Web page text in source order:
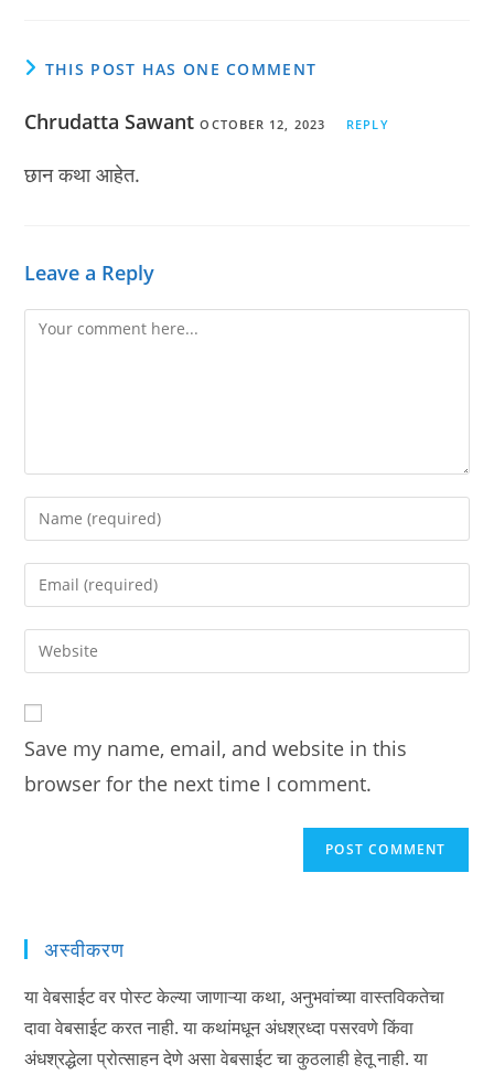
THIS POST HAS ONE COMMENT
Chrudatta Sawant OCTOBER 12, 2023 REPLY
छान कथा आहेत.
Leave a Reply
Comment
Enter
your
name
comment
Enter
your
email
address
Enter
your
URL
(optional)
Save my name, email, and website in this
browser for the next time I comment.
अस्वीकरण
या वेबसाईट वर पोस्ट केल्या जाणाऱ्या कथा, अनुभवांच्या वास्तविकतेचा
दावा वेबसाईट करत नाही. या कथांमधून अंधश्रध्दा पसरवणे किंवा
अंधश्रद्धेला प्रोत्साहन देणे असा वेबसाईट चा कुठलाही हेतू नाही. या